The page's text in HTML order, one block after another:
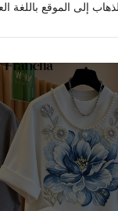
إلى الموقع باللغة